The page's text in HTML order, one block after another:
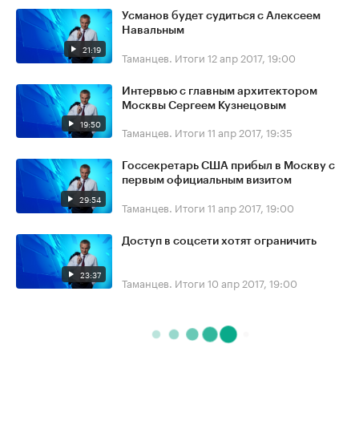
21:19
Усманов будет судиться с Алексеем
Навальным
Таманцев. Итоги 12 апр 2017, 19:00
19:50
Интервью с главным архитектором
Москвы Сергеем Кузнецовым
Таманцев. Итоги 11 апр 2017, 19:35
29:54
Госсекретарь США прибыл в Москву с
первым официальным визитом
Таманцев. Итоги 11 апр 2017, 19:00
23:37
Доступ в соцсети хотят ограничить
Таманцев. Итоги 10 апр 2017, 19:00